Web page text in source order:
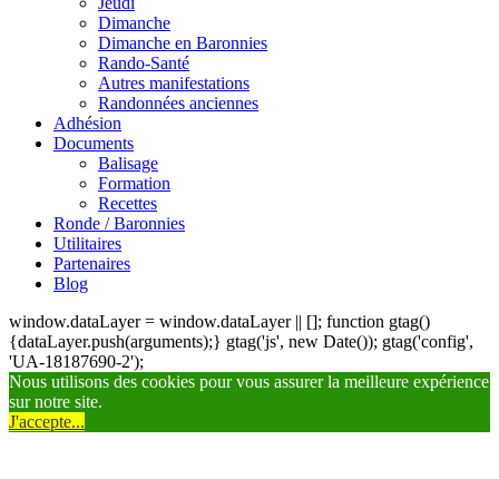
Dimanche
Dimanche en Baronnies
Rando-Santé
Autres manifestations
Randonnées anciennes
Adhésion
Documents
Balisage
Formation
Recettes
Ronde / Baronnies
Utilitaires
Partenaires
Blog
window.dataLayer = window.dataLayer || []; function gtag()
{dataLayer.push(arguments);} gtag('js', new Date()); gtag('config',
'UA-18187690-2');
Nous utilisons des cookies pour vous assurer la meilleure expérience
sur notre site.
J'accepte...